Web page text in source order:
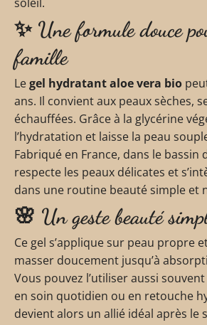
✨ Une formule douce
famille
Legel hydratant aloe vera bio
ans. Il convient aux peaux sèches,
échauffées. Grâce à la glycérine
l’hydratation et laisse la peau
Fabriqué en France, dans le bassin
respecte les peaux délicates et
dans une routine beauté simple et
🌸 Un geste beauté
Ce gel s’applique sur peau propre
masser doucement jusqu’à
Vous pouvez l’utiliser aussi
en soin quotidien ou en retouche
devient alors un allié idéal après le